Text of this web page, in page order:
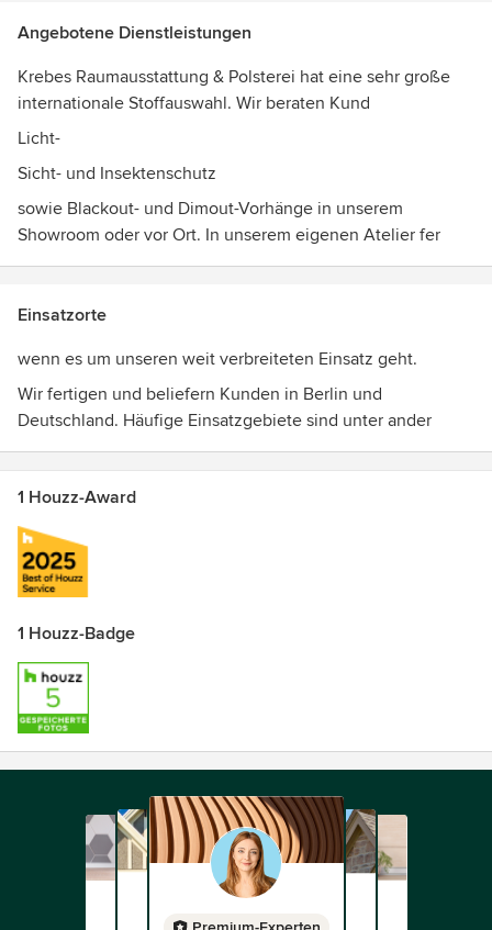
Angebotene Dienstleistungen
Krebes Raumausstattung & Polsterei hat eine sehr große
internationale Stoffauswahl. Wir beraten Kund
Licht-
Sicht- und Insektenschutz
sowie Blackout- und Dimout-Vorhänge in unserem
Showroom oder vor Ort. In unserem eigenen Atelier fer
Einsatzorte
wenn es um unseren weit verbreiteten Einsatz geht.
Wir fertigen und beliefern Kunden in Berlin und
Deutschland. Häufige Einsatzgebiete sind unter ander
1 Houzz-Award
1 Houzz-Badge